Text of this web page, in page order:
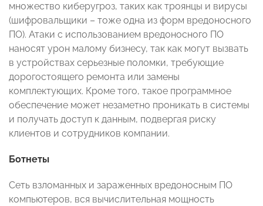
множество киберугроз, таких как троянцы и вирусы
(шифровальщики – тоже одна из форм вредоносного
ПО). Атаки с использованием вредоносного ПО
наносят урон малому бизнесу, так как могут вызвать
в устройствах серьезные поломки, требующие
дорогостоящего ремонта или замены
комплектующих. Кроме того, такое программное
обеспечение может незаметно проникать в системы
и получать доступ к данным, подвергая риску
клиентов и сотрудников компании.
Ботнеты
Сеть взломанных и зараженных вредоносным ПО
компьютеров, вся вычислительная мощность